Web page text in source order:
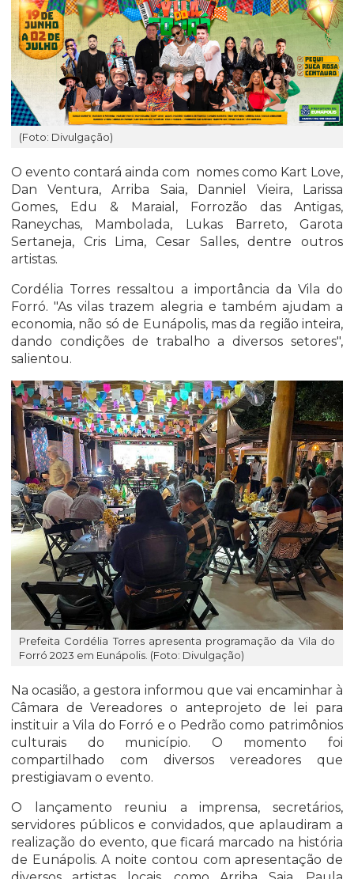
(Foto: Divulgação)
O evento contará ainda com nomes como Kart Love,
Dan Ventura, Arriba Saia, Danniel Vieira, Larissa
Gomes, Edu & Maraial, Forrozão das Antigas,
Raneychas, Mambolada, Lukas Barreto, Garota
Sertaneja, Cris Lima, Cesar Salles, dentre outros
artistas.
Cordélia Torres ressaltou a importância da Vila do
Forró. "As vilas trazem alegria e também ajudam a
economia, não só de Eunápolis, mas da região inteira,
dando condições de trabalho a diversos setores",
salientou.
Prefeita Cordélia Torres apresenta programação da Vila do
Forró 2023 em Eunápolis. (Foto: Divulgação)
Na ocasião, a gestora informou que vai encaminhar à
Câmara de Vereadores o anteprojeto de lei para
instituir a Vila do Forró e o Pedrão como patrimônios
culturais do município. O momento foi
compartilhado com diversos vereadores que
prestigiavam o evento.
O lançamento reuniu a imprensa, secretários,
servidores públicos e convidados, que aplaudiram a
realização do evento, que ficará marcado na história
de Eunápolis. A noite contou com apresentação de